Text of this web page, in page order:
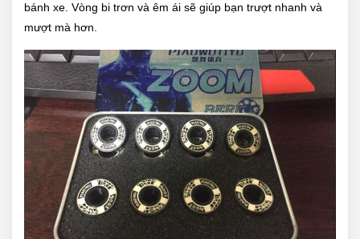
bánh xe. Vòng bi trơn và êm ái sẽ giúp bạn trượt nhanh và
mượt mà hơn.